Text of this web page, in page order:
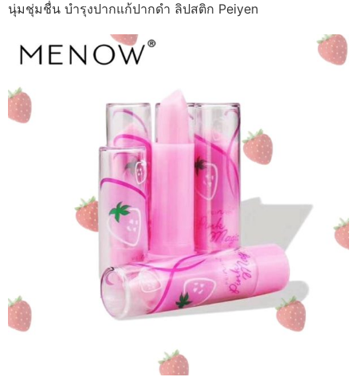
นุ่มชุ่มชื่น บำรุงปากแก้ปากดำ ลิปสติก Peiyen